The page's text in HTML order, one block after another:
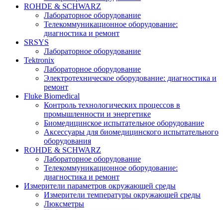
ROHDE & SCHWARZ
Лабораторное оборудование
Телекоммуникационное оборудование:
диагностика и ремонт
SRSYS
Лабораторное оборудование
Tektronix
Лабораторное оборудование
Электротехническое оборудование: диагностика и
ремонт
Fluke Biomedical
Контроль технологических процессов в
промышленности и энергетике
Биомедицинское испытательное оборудование
Аксессуары для биомедицинского испытательного
оборудования
ROHDE & SCHWARZ
Лабораторное оборудование
Телекоммуникационное оборудование:
диагностика и ремонт
Измерители параметров окружающей среды
Измерители температуры окружающей среды
Люксметры